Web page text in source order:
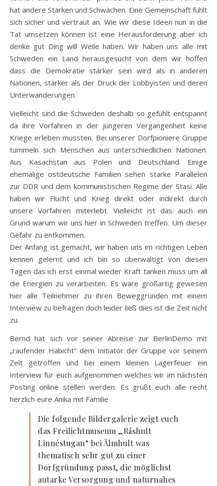
hat andere Stärken und Schwächen. Eine Gemeinschaft fühlt
sich sicher und vertraut an. Wie wir diese Ideen nun in die
Tat umsetzen können ist eine Herausforderung aber ich
denke gut Ding will Weile haben. Wir haben uns alle mit
Schweden ein Land herausgesucht von dem wir hoffen
dass die Demokratie stärker sein wird als in anderen
Nationen, stärker als der Druck der Lobbyisten und deren
Unterwanderungen.
Vielleicht sind die Schweden deshalb so gefühlt entspannt
da ihre Vorfahren in der jüngeren Vergangenheit keine
Kriege erleben mussten. Bei unserer Dorfpioniere Gruppe
tummeln sich Menschen aus unterschiedlichen Nationen.
Aus Kasachstan aus Polen und Deutschland. Einige
ehemalige ostdeutsche Familien sehen starke Parallelen
zur DDR und dem kommunistischen Regime der Stasi. Alle
haben wir Flucht und Krieg direkt oder indirekt durch
unsere Vorfahren miterlebt. Vielleicht ist das auch ein
Grund warum wir uns hier in Schweden treffen. Um dieser
Gefahr zu entkommen.
Der Anfang ist gemacht, wir haben uns im richtigen Leben
kennen gelernt und ich bin so überwältigt von diesen
Tagen das ich erst einmal wieder Kraft tanken muss um all
die Energien zu verarbeiten. Es wäre großartig gewesen
hier alle Teilnehmer zu ihren Beweggründen mit einem
Interview zu befragen doch leider ließ dies ist die Zeit nicht
zu.
Bernd hat sich vor seiner Abreise zur BerlinDemo mit
„raufender Habicht“ dem Initiator der Gruppe vor seinem
Zelt getroffen und bei einem kleinen Lagerfeuer ein
Interview für euch aufgenommen welches wir im nächsten
Posting online stellen werden. Es grüßt euch alle recht
herzlich eure Anika mit Familie
Die folgende Bildergalerie zeigt euch
das Freilichtmuseum „Råshult
Linnéstugan“ bei Älmhult was
thematisch sehr gut zu einer
Dorfgründung passt, die möglichst
autarke Versorgung und naturnahes